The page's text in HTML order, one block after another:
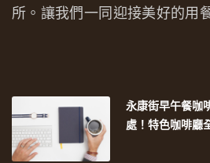
所。讓我們一同迎接美好的用
永康街早午餐咖
處！特色咖啡廳